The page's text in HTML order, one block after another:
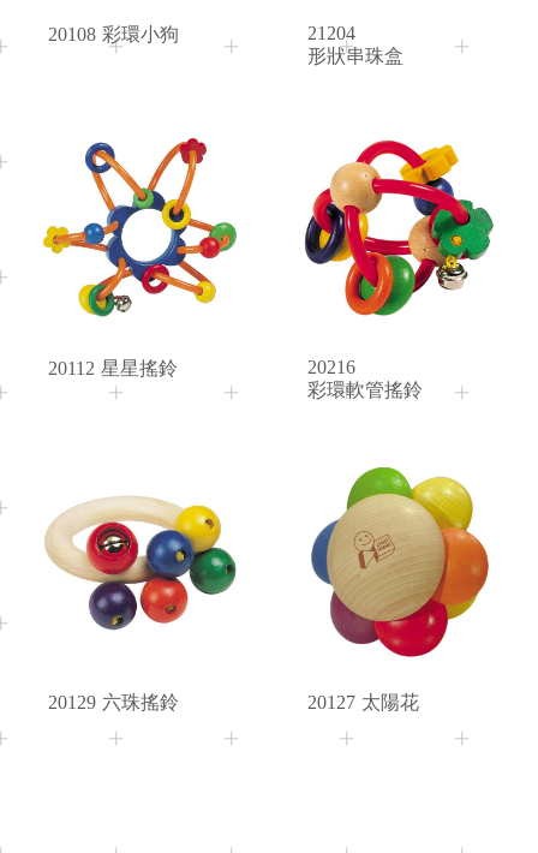
20108 彩環小狗
21204
形狀串珠盒
Age
3M+
20112 星星搖鈴
Age
6M+
20216
彩環軟管搖鈴
Age
3M+
20129 六珠搖鈴
Age
3M+
20127 太陽花